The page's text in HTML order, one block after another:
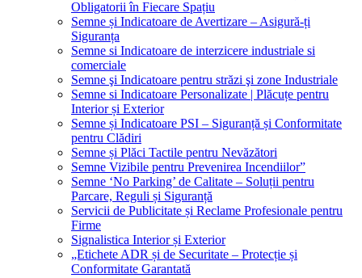
Obligatorii în Fiecare Spațiu
Semne și Indicatoare de Avertizare – Asigură-ți
Siguranța
Semne si Indicatoare de interzicere industriale si
comerciale
Semne şi Indicatoare pentru străzi şi zone Industriale
Semne si Indicatoare Personalizate | Plăcuțe pentru
Interior și Exterior
Semne și Indicatoare PSI – Siguranță și Conformitate
pentru Clădiri
Semne și Plăci Tactile pentru Nevăzători
Semne Vizibile pentru Prevenirea Incendiilor”
Semne ‘No Parking’ de Calitate – Soluții pentru
Parcare, Reguli și Siguranță
Servicii de Publicitate și Reclame Profesionale pentru
Firme
Signalistica Interior și Exterior
„Etichete ADR și de Securitate – Protecție și
Conformitate Garantată